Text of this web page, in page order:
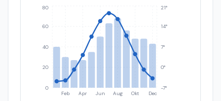
Feb Apr Jun Aug Okt Dec
0
20
40
60
80
-7°
0°
7°
14°
21°